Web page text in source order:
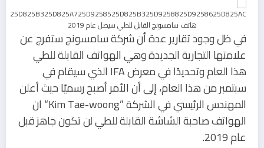
في ظل وجود تقارير عدة أن شركة سامسونج ستفرج عن
علامتها التجارية الجديدة وهي الهواتف القابلة للطي
هذا العام وتحديدًا في معرض IFA الذي سيقام في
سبتمبر من هذا العام، إلى أن الأمر أصبح رسميًا حيث أعلن
المهندس الرئيسي في الشركة ”Kim Tae-woong“ ان
الهواتف صاحبة الشاشة القابلة للطي لن تكون جاهز قبل
عام 2019.